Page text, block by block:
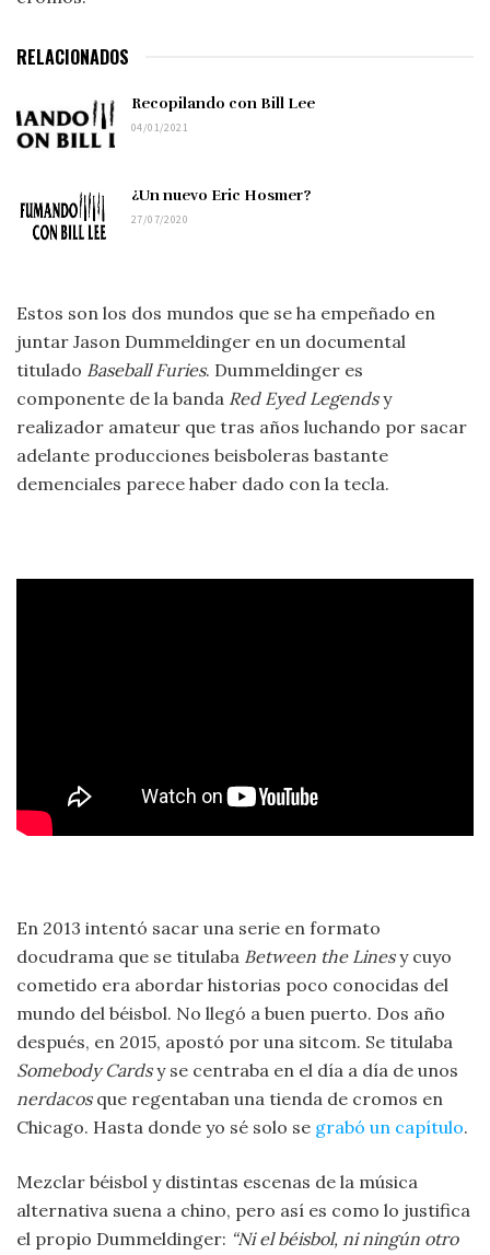
RELACIONADOS
Recopilando con Bill Lee
04/01/2021
¿Un nuevo Eric Hosmer?
27/07/2020
Estos son los dos mundos que se ha empeñado en
juntar Jason Dummeldinger en un documental
titulado Baseball Furies. Dummeldinger es
componente de la banda Red Eyed Legendsy
realizador amateur que tras años luchando por sacar
adelante producciones beisboleras bastante
demenciales parece haber dado con la tecla.
En 2013 intentó sacar una serie en formato
docudrama que se titulaba Between the Linesy cuyo
cometido era abordar historias poco conocidas del
mundo del béisbol. No llegó a buen puerto. Dos año
después, en 2015, apostó por una sitcom. Se titulaba
Somebody Cardsy se centraba en el día a día de unos
nerdacosque regentaban una tienda de cromos en
Chicago. Hasta donde yo sé solo se grabó un capítulo.
Mezclar béisbol y distintas escenas de la música
alternativa suena a chino, pero así es como lo justifica
el propio Dummeldinger: “Ni el béisbol, ni ningún otro